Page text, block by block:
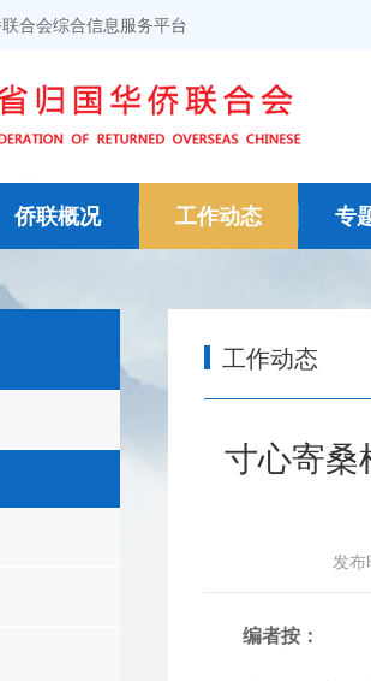
合会综合信息服务平台
侨联概况 工作动态 专
工作动态
寸心寄桑
发
编者按：